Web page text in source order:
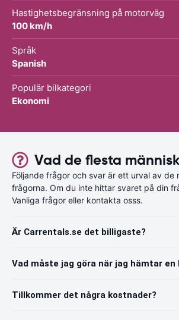
Hastighetsbegränsning på motorväg
100 km/h
Språk
Spanish
Populär bilkategori
Ekonomi
Vad de flesta
Följande frågor och svar är ett urval av de
frågorna. Om du inte hittar svaret på din
Vanliga frågor eller kontakta osss.
Är Carrentals.se det billigaste?
Vad måste jag göra när jag hämtar en
Tillkommer det några kostnader?